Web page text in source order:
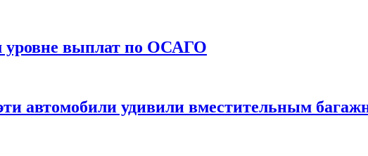
уровне выплат по ОСАГО
автомобили удивили вместительным